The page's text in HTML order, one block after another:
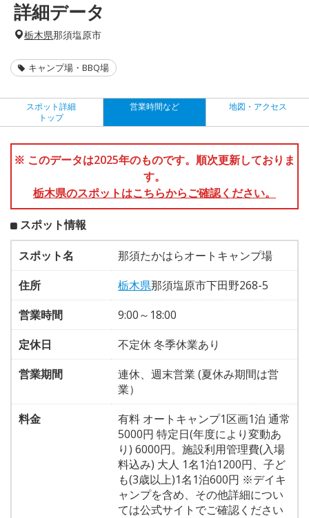
詳細データ
栃木県那須塩原市
キャンプ場・BBQ場
スポット詳細
トップ
営業時間など 地図・アクセス
※ このデータは2025年のものです。順次更新しておりま
す。
栃木県のスポットはこちらからご確認ください。
スポット情報
スポット名
那須たかはらオートキャンプ場
住所
栃木県那須塩原市下田野268-5
営業時間
9:00～18:00
定休日
不定休 冬季休業あり
営業期間
連休、週末営業 (夏休み期間は営
業）
料金
有料 オートキャンプ1区画1泊 通常
5000円 特定日(年度により変動あ
り) 6000円。施設利用管理費(入場
料込み) 大人 1名1泊1200円、子ど
も(3歳以上)1名1泊600円 ※デイキ
ャンプを含め、その他詳細につい
ては公式サイトでご確認ください